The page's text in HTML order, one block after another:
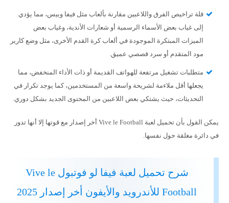
قلة تراخيص الفرق واللاعبين مقارنة بألعاب مثل فيفا وبيس، مما يؤدي
إلى غياب بعض الأسماء الرسمية أو شعارات الأندية، وغياب بعض
الميزات المبتكرة الموجودة في ألعاب كرة القدم الأخرى، مثل وضع كارير
مود المتقدم أو سرد قصصي عميق.
متطلبات تشغيل مرتفعة للهواتف القديمة أو ذات الأداء المنخفض، مما
يجعلها أقل ملاءمة لشريحة واسعة من المستخدمين، كما يوجد تكرار في
التحديثات، حيث يشتكي بعض اللاعبين من المحتوى الجديد بشكل دوري.
يمكن القول بأن تحميل لعبة Vive le Football أخر إصدار مع قوتها إلا أنها تدور
في دائرة مغلقة حول نفسها.
شرح تحميل لعبة فيفا لو فوتبول Vive le
Football للأندرويد والأيفون أخر إصدار 2025